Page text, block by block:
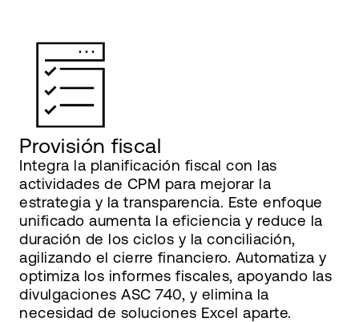
Provisión fiscal
Integra la planificación fiscal con las
actividades de CPM para mejorar la
estrategia y la transparencia. Este enfoque
unificado aumenta la eficiencia y reduce la
duración de los ciclos y la conciliación,
agilizando el cierre financiero. Automatiza y
optimiza los informes fiscales, apoyando las
divulgaciones ASC 740, y elimina la
necesidad de soluciones Excel aparte.